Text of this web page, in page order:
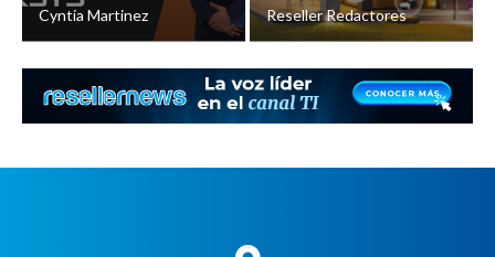
Cyntia Martinez Reseller Redactores